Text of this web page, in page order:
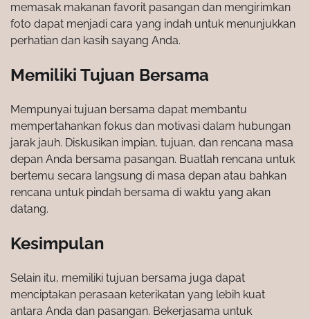
memasak makanan favorit pasangan dan mengirimkan
foto dapat menjadi cara yang indah untuk menunjukkan
perhatian dan kasih sayang Anda.
Memiliki Tujuan Bersama
Mempunyai tujuan bersama dapat membantu
mempertahankan fokus dan motivasi dalam hubungan
jarak jauh. Diskusikan impian, tujuan, dan rencana masa
depan Anda bersama pasangan. Buatlah rencana untuk
bertemu secara langsung di masa depan atau bahkan
rencana untuk pindah bersama di waktu yang akan
datang.
Kesimpulan
Selain itu, memiliki tujuan bersama juga dapat
menciptakan perasaan keterikatan yang lebih kuat
antara Anda dan pasangan. Bekerjasama untuk